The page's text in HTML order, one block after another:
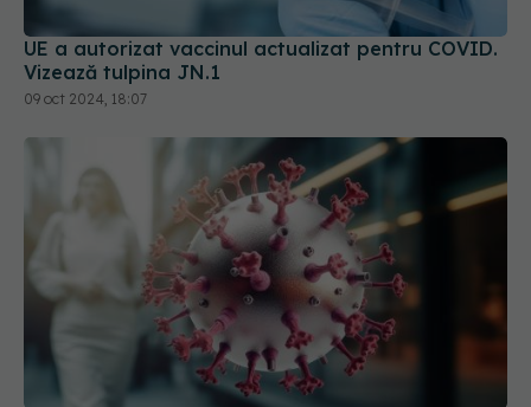
UE a autorizat vaccinul actualizat pentru COVID.
Vizează tulpina JN.1
09 oct 2024, 18:07